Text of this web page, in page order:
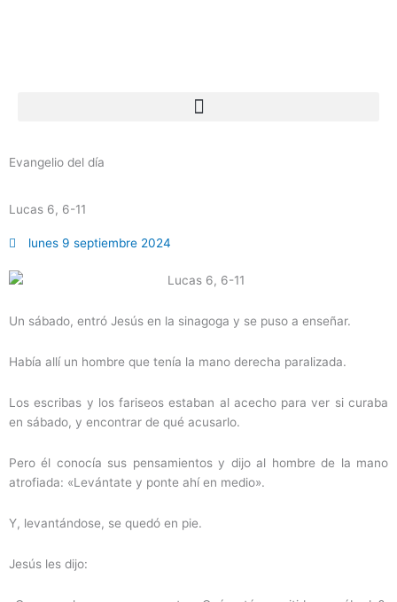
Evangelio del día
Lucas 6, 6-11
lunes 9 septiembre 2024
Un sábado, entró Jesús en la sinagoga y se puso a enseñar.
Había allí un hombre que tenía la mano derecha paralizada.
Los escribas y los fariseos estaban al acecho para ver si curaba
en sábado, y encontrar de qué acusarlo.
Pero él conocía sus pensamientos y dijo al hombre de la mano
atrofiada: «Levántate y ponte ahí en medio».
Y, levantándose, se quedó en pie.
Jesús les dijo: